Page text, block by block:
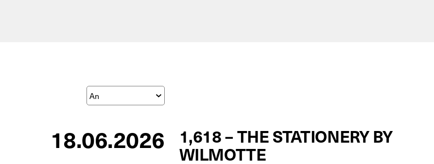
18.06.2026
1,618 – THE STATIONERY BY
WILMOTTE